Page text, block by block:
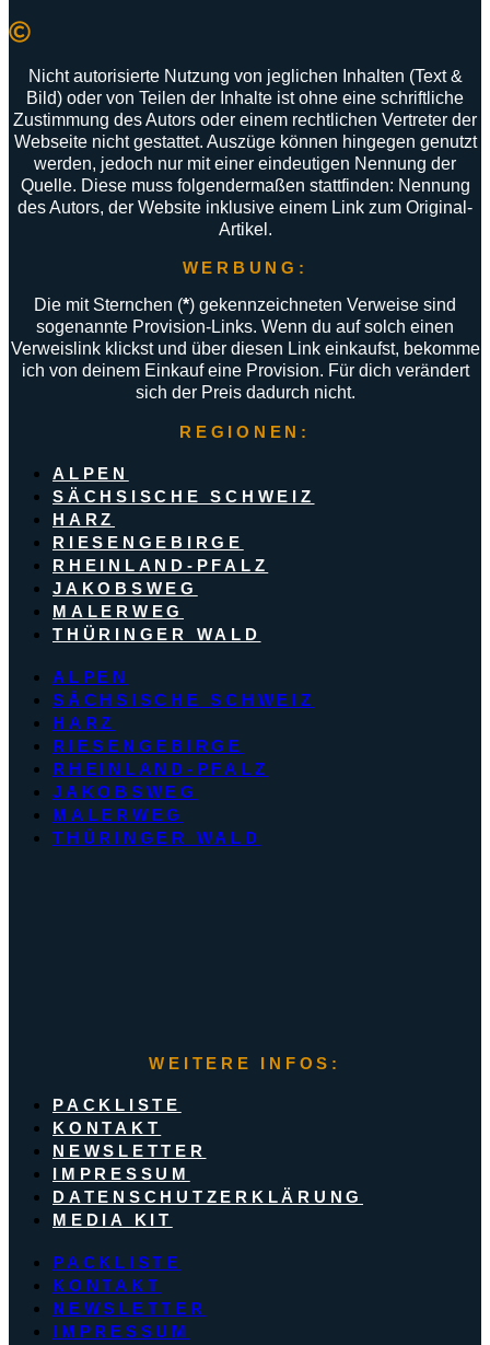
Nicht autorisierte Nutzung von jeglichen Inhalten (Text &
Bild) oder von Teilen der Inhalte ist ohne eine schriftliche
Zustimmung des Autors oder einem rechtlichen Vertreter der
Webseite nicht gestattet. Auszüge können hingegen genutzt
werden, jedoch nur mit einer eindeutigen Nennung der
Quelle. Diese muss folgendermaßen stattfinden: Nennung
des Autors, der Website inklusive einem Link zum Original-
Artikel.
WERBUNG:
Die mit Sternchen (*) gekennzeichneten Verweise sind
sogenannte Provision-Links. Wenn du auf solch einen
Verweislink klickst und über diesen Link einkaufst, bekomme
ich von deinem Einkauf eine Provision. Für dich verändert
sich der Preis dadurch nicht.
REGIONEN:
ALPEN
SÄCHSISCHE SCHWEIZ
HARZ
RIESENGEBIRGE
RHEINLAND-PFALZ
JAKOBSWEG
MALERWEG
THÜRINGER WALD
ALPEN
SÄCHSISCHE SCHWEIZ
HARZ
RIESENGEBIRGE
RHEINLAND-PFALZ
JAKOBSWEG
MALERWEG
THÜRINGER WALD
WEITERE INFOS:
PACKLISTE
KONTAKT
NEWSLETTER
IMPRESSUM
DATENSCHUTZERKLÄRUNG
MEDIA KIT
PACKLISTE
KONTAKT
NEWSLETTER
IMPRESSUM